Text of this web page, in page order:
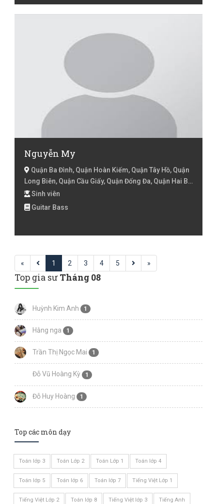
Nguyễn My
Quận Ba Đình, Quận Hoàn Kiếm, Quận Tây Hồ, Quận
Long Biên, Quận Cầu Giấy, Quận Đống Đa, Quận Hai Bà
Trưng, Quận Hoàng Mai, Quận Thanh Xuân, Quận Hà
Đông, Hà Nội
Sinh viên
Guitar Bass
« 1 2 3 4 5 »
Top gia sư Tháng 08
Huỳnh Kim Anh 1
Hằng nga 1
Trần Thị Ngọc Mai 1
Đỗ Vũ Hoàng Kỳ 1
Đỗ Huy Hoàng 1
Top các môn dạy
Toán lớp 3 Toán Lớp 2 Toán Lớp 1 Toán lớp 4
Toán lớp 5 Toán lớp 6 Toán lớp 7 Tiếng Việt Lớp 1
Tiếng Việt Lớp 2 Toán lớp 8 Tiếng Việt lớp 3 Tiếng Anh